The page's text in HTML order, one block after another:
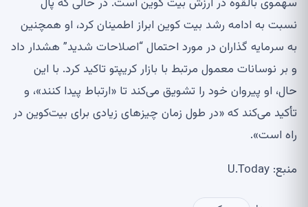
سهموی بالقوه در ارزش بیت کوین است. در حالی که پال
نسبت به ادامه رشد بیت کوین ابراز اطمینان کرد، او همچنین
به سرمایه گذاران در مورد احتمال “اصلاحات شدید” هشدار داد
و بر نوسانات معمول مرتبط با بازار کریپتو تاکید کرد. با این
حال، او پیروان خود را تشویق می‌کند تا «ارتباط پیدا کنند»، و
تأکید می‌کند که «در طول زمان چیزهای زیادی برای بیت‌کوین در
راه است».
منبع: U.Today